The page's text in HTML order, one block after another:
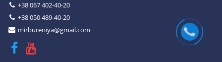
+38 067 402-40-20
+38 050 489-40-20
mirbureniya@gmail.com